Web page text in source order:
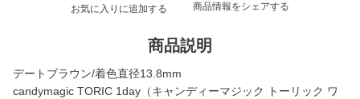
お気に入りに追加する 商品情報をシェアする
商品説明
デートブラウン/着色直径13.8mm
candymagic TORIC 1day（キャンディーマジック トーリック ワ